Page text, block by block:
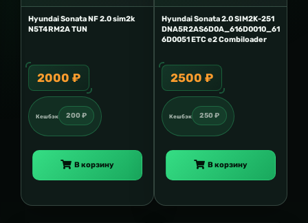
Hyundai Sonata NF 2.0 sim2k
N5T4RM2A TUN
2000 ₽
Кешбэк 200 ₽
В корзину
Hyundai Sonata 2.0 SIM2K-251
DNA5R2AS6D0A_616D0010_61
6D0051 ETC e2 Combiloader
2500 ₽
Кешбэк 250 ₽
В корзину